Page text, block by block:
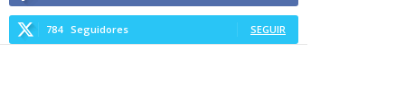
784 Seguidores SEGUIR